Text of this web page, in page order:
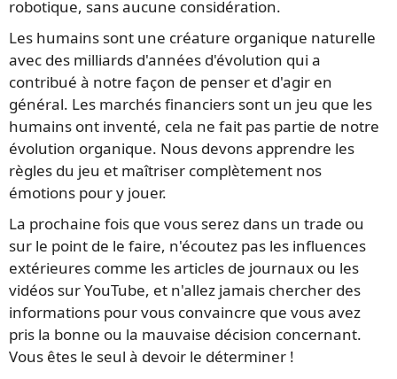
robotique, sans aucune considération.
Les humains sont une créature organique naturelle
avec des milliards d'années d'évolution qui a
contribué à notre façon de penser et d'agir en
général. Les marchés financiers sont un jeu que les
humains ont inventé, cela ne fait pas partie de notre
évolution organique. Nous devons apprendre les
règles du jeu et maîtriser complètement nos
émotions pour y jouer.
La prochaine fois que vous serez dans un trade ou
sur le point de le faire, n'écoutez pas les influences
extérieures comme les articles de journaux ou les
vidéos sur YouTube, et n'allez jamais chercher des
informations pour vous convaincre que vous avez
pris la bonne ou la mauvaise décision concernant.
Vous êtes le seul à devoir le déterminer !